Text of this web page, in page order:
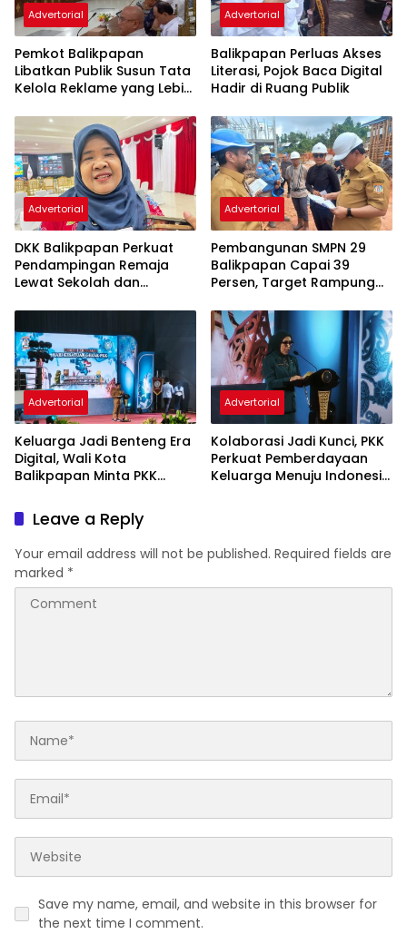
Advertorial
Pemkot Balikpapan
Libatkan Publik Susun Tata
Kelola Reklame yang Lebih
Advertorial
Balikpapan Perluas Akses
Literasi, Pojok Baca Digital
Hadir di Ruang Publik
Advertorial
DKK Balikpapan Perkuat
Pendampingan Remaja
Lewat Sekolah dan
Advertorial
Pembangunan SMPN 29
Balikpapan Capai 39
Persen, Target Rampung
Advertorial
Keluarga Jadi Benteng Era
Digital, Wali Kota
Balikpapan Minta PKK
Karakter Generasi Muda
Advertorial
Kolaborasi Jadi Kunci, PKK
Perkuat Pemberdayaan
Keluarga Menuju Indonesia
Leave a Reply
Your email address will not be published. Required fields are
marked *
Save my name, email, and website in this browser for
the next time I comment.